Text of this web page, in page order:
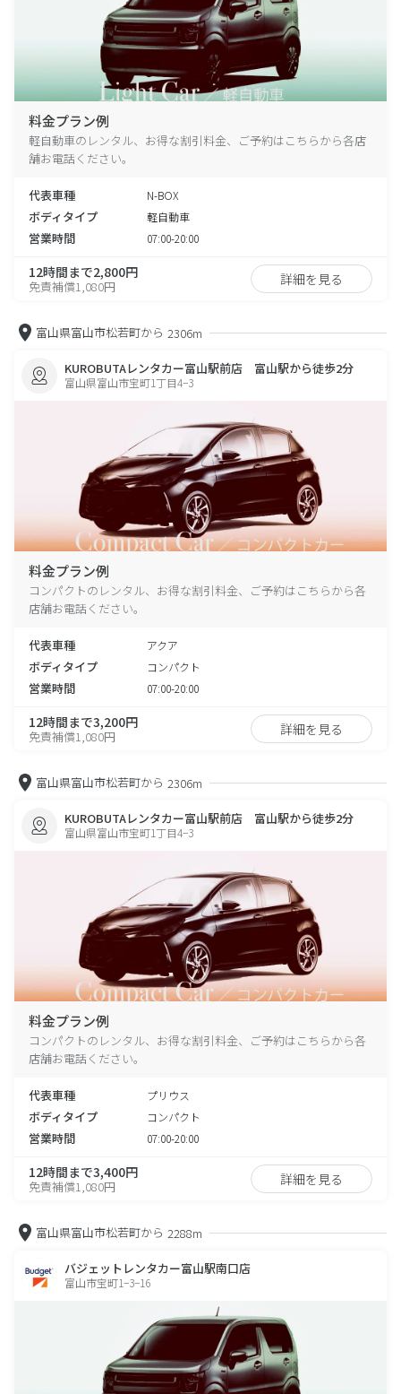
料金プラン例
軽自動車のレンタル、お得な割引料金、ご予約はこちらから各店
舗お電話ください。
代表車種 N-BOX
ボディタイプ 軽自動車
営業時間 07:00-20:00
12時間まで2,800円
免責補償1,080円 詳細を見る
富山県富山市松若町から 2306m
KUROBUTAレンタカー富山駅前店 富山駅から徒歩2分
富山県富山市宝町1丁目4−3
料金プラン例
コンパクトのレンタル、お得な割引料金、ご予約はこちらから各
店舗お電話ください。
代表車種 アクア
ボディタイプ コンパクト
営業時間 07:00-20:00
12時間まで3,200円
免責補償1,080円 詳細を見る
富山県富山市松若町から 2306m
KUROBUTAレンタカー富山駅前店 富山駅から徒歩2分
富山県富山市宝町1丁目4−3
料金プラン例
コンパクトのレンタル、お得な割引料金、ご予約はこちらから各
店舗お電話ください。
代表車種 プリウス
ボディタイプ コンパクト
営業時間 07:00-20:00
12時間まで3,400円
免責補償1,080円 詳細を見る
富山県富山市松若町から 2288m
バジェットレンタカー富山駅南口店
富山市宝町1−3−16